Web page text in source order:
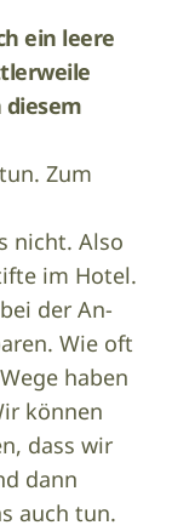
ein leere
Zum
nicht. Also
im Hotel.
der An-
Wie oft
haben
können
dass wir
dann
auch tun.